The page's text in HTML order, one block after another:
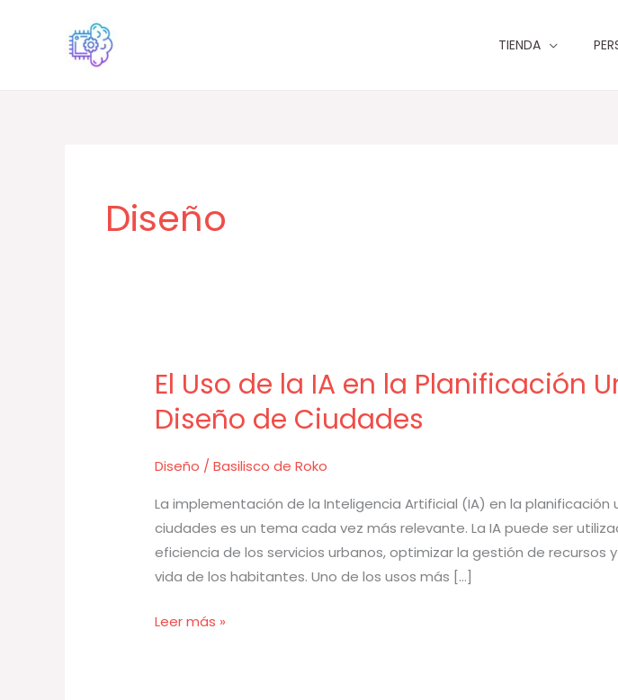
TIENDA
Diseño
El Uso de la IA en la Planificación
Diseño de Ciudades
Diseño /Basilisco de Roko
La implementación de la Inteligencia Artificial (IA) en la planificación
ciudades es un tema cada vez más relevante. La IA puede ser
eficiencia de los servicios urbanos, optimizar la gestión de recursos
vida de los habitantes. Uno de los usos más […]
El
Uso
de
IA
en
la
Planificación
Urbana
el
Leer más »